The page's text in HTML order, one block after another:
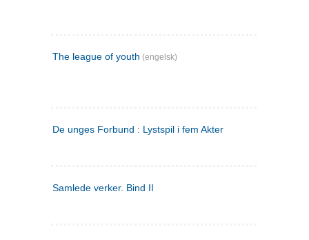
The league of youth (engelsk)
De unges Forbund : Lystspil i fem Akter
Samlede verker. Bind II